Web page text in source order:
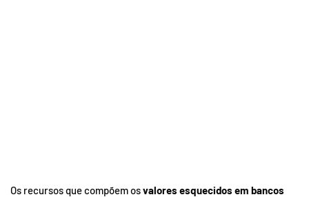
Os recursos que compõem osvalores esquecidos em bancos